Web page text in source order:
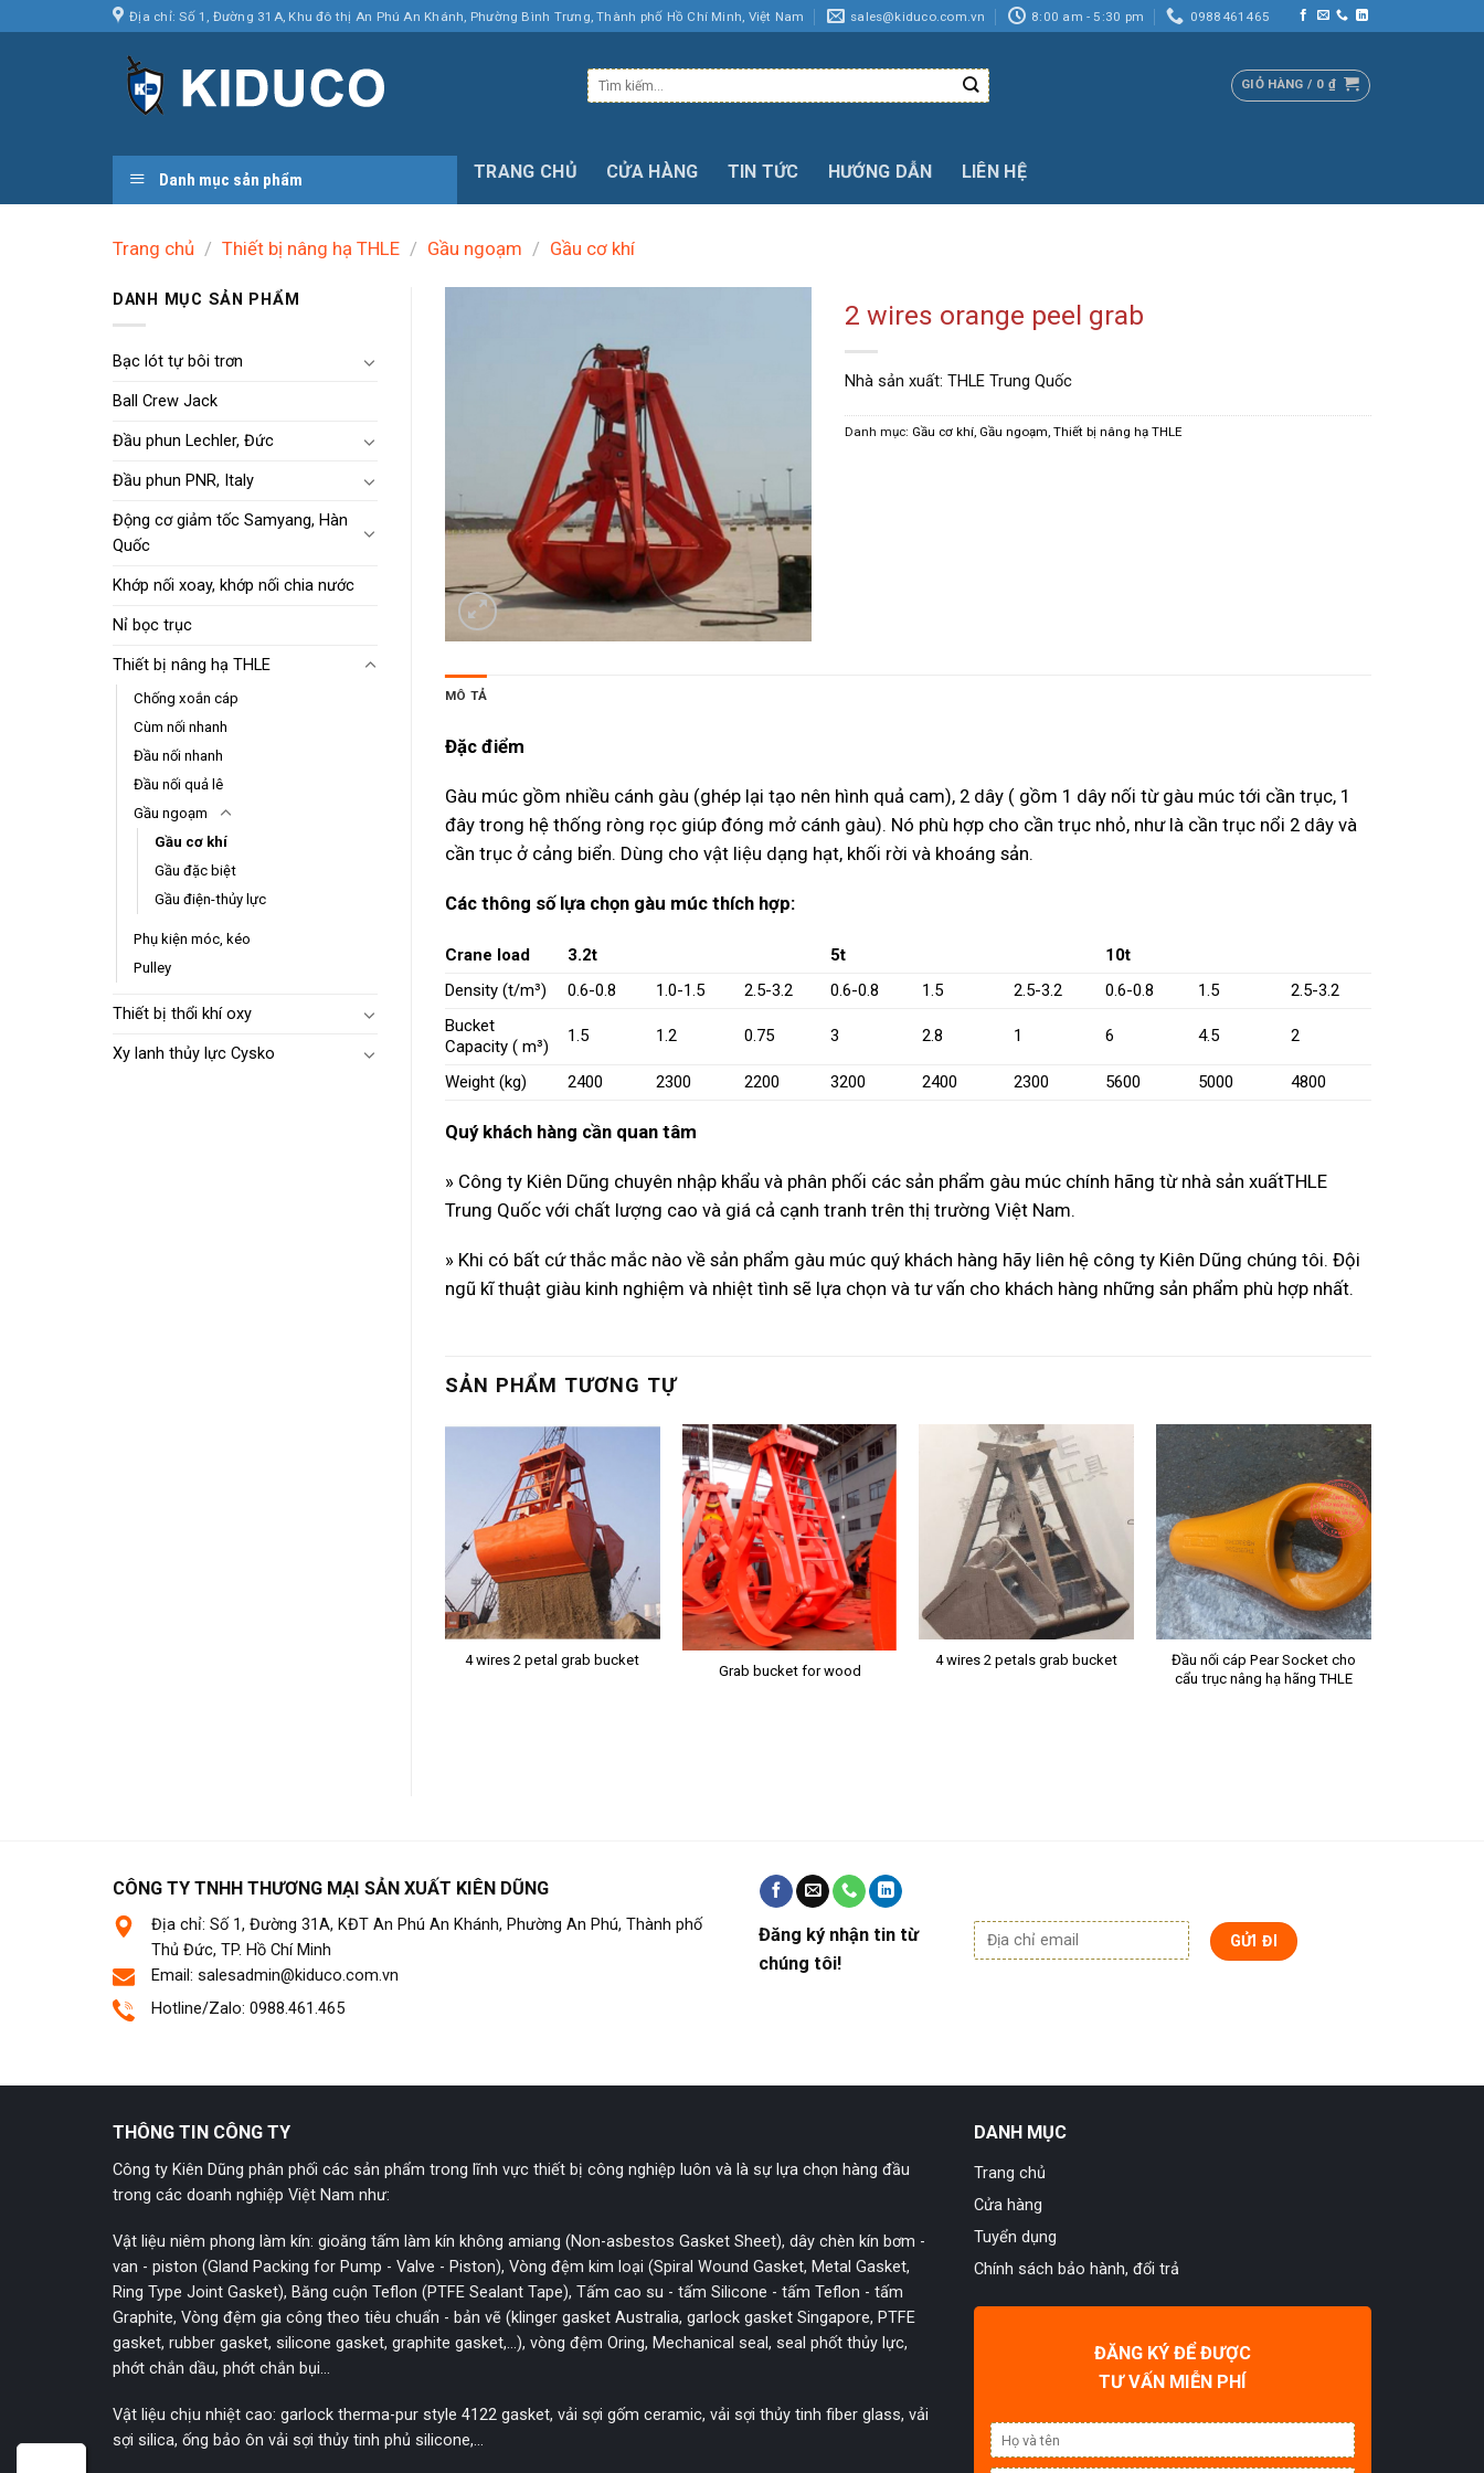
to
Địa chỉ: Số 1, Đường 31A, Khu đô thị An Phú An Khánh, Phường Bình Trưng, Thành phố Hồ Chí Minh, Việt Nam sales@kiduco.com.vn 8:00 am - 5:30 pm 0988461465
Tìm
kiếm:
GIỎ HÀNG / 0 ₫
Danh mục sản phẩm TRANG CHỦ CỬA HÀNG TIN TỨC HƯỚNG DẪN LIÊN HỆ
Trang chủ / Thiết bị nâng hạ THLE / Gầu ngoạm / Gầu cơ khí
DANH MỤC SẢN PHẨM
Bạc lót tự bôi trơn
Ball Crew Jack
Đầu phun Lechler, Đức
Đầu phun PNR, Italy
Động cơ giảm tốc Samyang, Hàn
Quốc
Khớp nối xoay, khớp nối chia nước
Nỉ bọc trục
Thiết bị nâng hạ THLE
Chống xoắn cáp
Cùm nối nhanh
Đầu nối nhanh
Đầu nối quả lê
Gầu ngoạm
Gầu cơ khí
Gầu đặc biệt
Gầu điện-thủy lực
Phụ kiện móc, kéo
Pulley
Thiết bị thổi khí oxy
Xy lanh thủy lực Cysko
2 wires orange peel grab
Nhà sản xuất: THLE Trung Quốc
Danh mục: Gầu cơ khí, Gầu ngoạm,Thiết bị nâng hạ THLE
MÔ TẢ
Đặc điểm
Gàu múc gồm nhiều cánh gàu (ghép lại tạo nên hình quả cam), 2 dây ( gồm 1 dây nối từ gàu múc tới cần trục, 1
đây trong hệ thống ròng rọc giúp đóng mở cánh gàu). Nó phù hợp cho cần trục nhỏ, như là cần trục nổi 2 dây và
cần trục ở cảng biển. Dùng cho vật liệu dạng hạt, khối rời và khoáng sản.
Các thông số lựa chọn gàu múc thích hợp:
Crane load 3.2t 5t
10t
Density (t/m³)
0.6-0.8 1.0-1.5 2.5-3.2 0.6-0.8 1.5 2.5-3.2 0.6-0.8 1.5
2.5-3.2
Bucket
Capacity ( m³)
1.5 1.2 0.75 3 2.8 1 6 4.5 2
Weight (kg) 2400 2300 2200 3200 2400 2300 5600 5000 4800
Quý khách hàng cần quan tâm
» Công ty Kiên Dũng chuyên nhập khẩu và phân phối các sản phẩm gàu múc chính hãng từ nhà sản xuấtTHLE
Trung Quốc với chất lượng cao và giá cả cạnh tranh trên thị trường Việt Nam.
» Khi có bất cứ thắc mắc nào về sản phẩm gàu múc quý khách hàng hãy liên hệ công ty Kiên Dũng chúng tôi. Đội
ngũ kĩ thuật giàu kinh nghiệm và nhiệt tình sẽ lựa chọn và tư vấn cho khách hàng những sản phẩm phù hợp nhất.
SẢN PHẨM TƯƠNG TỰ
4 wires 2 petal grab bucket
Grab bucket for wood
4 wires 2 petals grab bucket
Đầu nối cáp Pear Socket cho
cẩu trục nâng hạ hãng THLE
CÔNG TY TNHH THƯƠNG MẠI SẢN XUẤT KIÊN DŨNG
Địa chỉ: Số 1, Đường 31A, KĐT An Phú An Khánh, Phường An Phú, Thành phố
Thủ Đức, TP. Hồ Chí Minh
Email: salesadmin@kiduco.com.vn
Hotline/Zalo: 0988.461.465
Đăng ký nhận tin từ
chúng tôi!
THÔNG TIN CÔNG TY
Công ty Kiên Dũng phân phối các sản phẩm trong lĩnh vực thiết bị công nghiệp luôn và là sự lựa chọn hàng đầu
trong các doanh nghiệp Việt Nam như:
Vật liệu niêm phong làm kín: gioăng tấm làm kín không amiang (Non-asbestos Gasket Sheet), dây chèn kín bơm -
van - piston (Gland Packing for Pump - Valve - Piston), Vòng đệm kim loại (Spiral Wound Gasket, Metal Gasket,
Ring Type Joint Gasket), Băng cuộn Teflon (PTFE Sealant Tape), Tấm cao su - tấm Silicone - tấm Teflon - tấm
Graphite, Vòng đệm gia công theo tiêu chuẩn - bản vẽ (klinger gasket Australia, garlock gasket Singapore, PTFE
gasket, rubber gasket, silicone gasket, graphite gasket,...), vòng đệm Oring, Mechanical seal, seal phốt thủy lực,
phớt chắn dầu, phớt chắn bụi...
Vật liệu chịu nhiệt cao: garlock therma-pur style 4122 gasket, vải sợi gốm ceramic, vải sợi thủy tinh fiber glass, vải
sợi silica, ống bảo ôn vải sợi thủy tinh phủ silicone,...
DANH MỤC
Trang chủ
Cửa hàng
Tuyển dụng
Chính sách bảo hành, đổi trả
ĐĂNG KÝ ĐỂ ĐƯỢC
TƯ VẤN MIỄN PHÍ